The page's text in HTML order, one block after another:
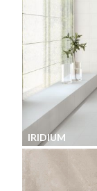
IRIDIUM